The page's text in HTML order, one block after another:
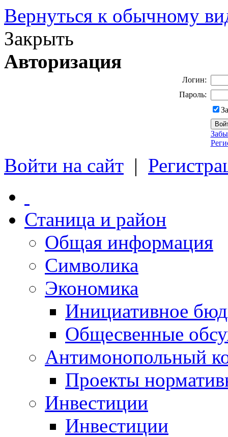
Вернуться к обычному
Закрыть
Авторизация
Логин:
Пароль:
Войти на сайт |
Станица и район
Общая информация
Символика
Экономика
Инициативное
Общесвенные
Антимонопольный
Проекты
Инвестиции
Инвестиции